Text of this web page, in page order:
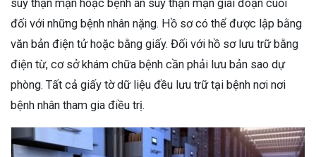
suy thận mạn hoặc bệnh án suy thận mạn giai đoạn cuối
đối với những bệnh nhân nặng. Hồ sơ có thể được lập bằng
văn bản điện tử hoặc bằng giấy. Đối với hồ sơ lưu trữ bằng
điện từ, cơ sở khám chữa bệnh cần phải lưu bản sao dự
phòng. Tất cả giấy tờ dữ liệu đều lưu trữ tại bệnh nơi nơi
bệnh nhân tham gia điều trị.